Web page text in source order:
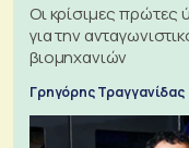
Οι κρίσιμες πρώτες
για την
βιομηχανιών
Γρηγόρης Τραγγανίδας